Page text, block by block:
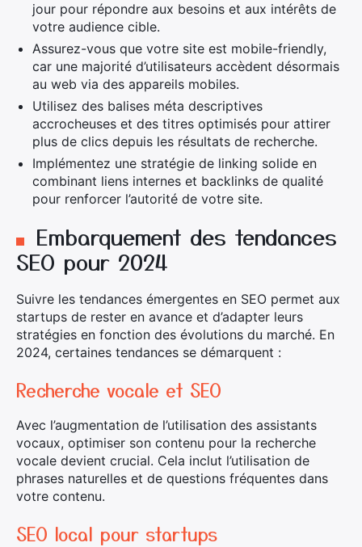
jour pour répondre aux besoins et aux intérêts de
votre audience cible.
Assurez-vous que votre site est mobile-friendly,
car une majorité d’utilisateurs accèdent désormais
au web via des appareils mobiles.
Utilisez des balises méta descriptives
accrocheuses et des titres optimisés pour attirer
plus de clics depuis les résultats de recherche.
Implémentez une stratégie de linking solide en
combinant liens internes et backlinks de qualité
pour renforcer l’autorité de votre site.
Embarquement des tendances
SEO pour 2024
Suivre les tendances émergentes en SEO permet aux
startups de rester en avance et d’adapter leurs
stratégies en fonction des évolutions du marché. En
2024, certaines tendances se démarquent :
Recherche vocale et SEO
Avec l’augmentation de l’utilisation des assistants
vocaux, optimiser son contenu pour la recherche
vocale devient crucial. Cela inclut l’utilisation de
phrases naturelles et de questions fréquentes dans
votre contenu.
SEO local pour startups